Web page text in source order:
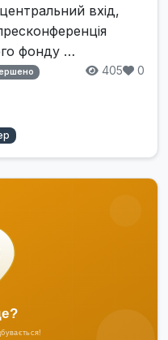
вхід,
фонду …
405 0